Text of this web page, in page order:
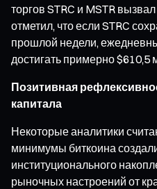
торгов STRC и MSTR
отметил, что если STRC
прошлой недели,
достигать примерно $610,5
Позитивная
капитала
Некоторые аналитики
минимумы биткоина
институционального
рыночных настроений от